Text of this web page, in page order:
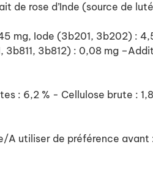
de rose d’Inde (source de
mg, Iode (3b201, 3b202) :
3b812) : 0,08 mg
: 6,2 % - Cellulose brute :
utiliser de préférence avant